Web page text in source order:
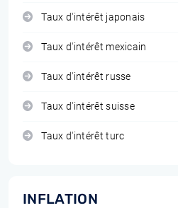
Taux d'intérêt japonais
Taux d'intérêt mexicain
Taux d'intérêt russe
Taux d'intérêt suisse
Taux d'intérêt turc
INFLATION